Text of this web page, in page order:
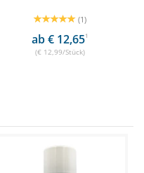
(1)
ab € 12,651
(€ 12,99/Stück)